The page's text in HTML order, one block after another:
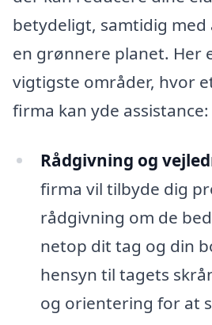
betydeligt, samtidig
en grønnere planet. Her
vigtigste områder, hvor
firma kan yde assistance:
Rådgivning og
firma vil tilbyde dig
rådgivning om de
netop dit tag og din
hensyn til tagets
og orientering for at